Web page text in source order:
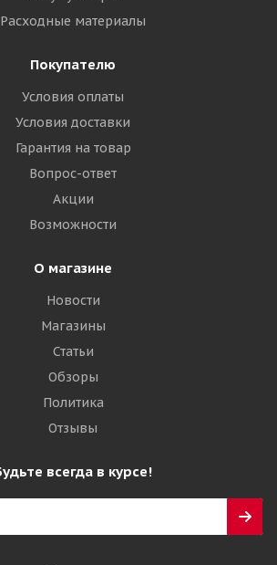
Расходные материалы
Покупателю
Условия оплаты
Условия доставки
Гарантия на товар
Вопрос-ответ
Акции
Возможности
О магазине
Новости
Магазины
Статьи
Обзоры
Политика
Отзывы
всегда в курсе!